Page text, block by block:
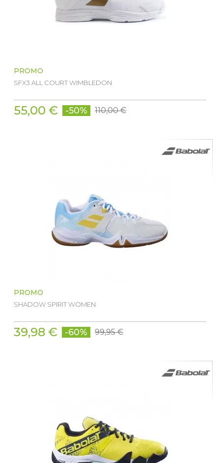
PROMO
SFX3 ALL COURT WIMBLEDON
55,00 € -50% 110,00 €
PROMO
SHADOW SPIRIT WOMEN
39,98 € -60% 99,95 €